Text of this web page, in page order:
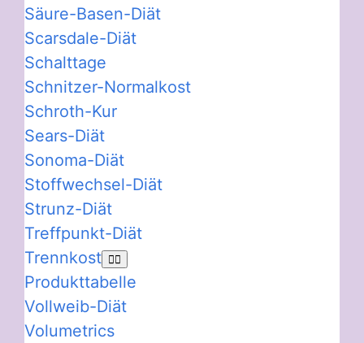
Säure-Basen-Diät
Scarsdale-Diät
Schalttage
Schnitzer-Normalkost
Schroth-Kur
Sears-Diät
Sonoma-Diät
Stoffwechsel-Diät
Strunz-Diät
Treffpunkt-Diät
Trennkost
Produkttabelle
Vollweib-Diät
Volumetrics